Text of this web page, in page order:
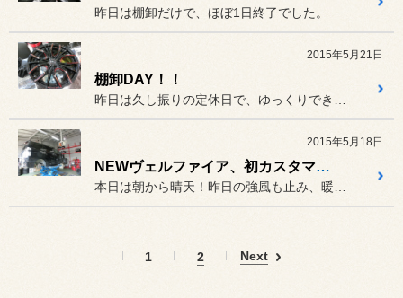
昨日は棚卸だけで、ほぼ1日終了でした。
2015年5月21日
棚卸DAY！！
2015年5月18日
NEWヴェルファイア、初カスタマイズ！！
1 2 Next